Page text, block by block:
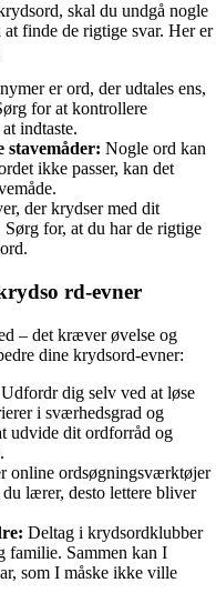
skal du undgå nogle
finde de rigtige svar. Her er
er ord, der udtales ens,
for at kontrollere
indtaste.
Nogle ord kan
ikke passer, kan det
der krydser med dit
Sørg for, at du har de rigtige
rd-evner
– det kræver øvelse og
dine krydsord-evner:
Udfordr dig selv ved at løse
i sværhedsgrad og
udvide dit ordforråd og
online ordsøgningsværktøjer
lærer, desto lettere bliver
Deltag i krydsordklubber
familie. Sammen kan I
som I måske ikke ville